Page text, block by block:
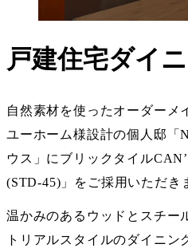
戸建住宅ダイ
自然素材を使ったオーダーメ
ユーホーム様設計の個人邸
ウス」 にブリックタイル
(STD-45)」をご採用いただき
温かみのあるウッドとスチー
トリアルスタイルのダイニン